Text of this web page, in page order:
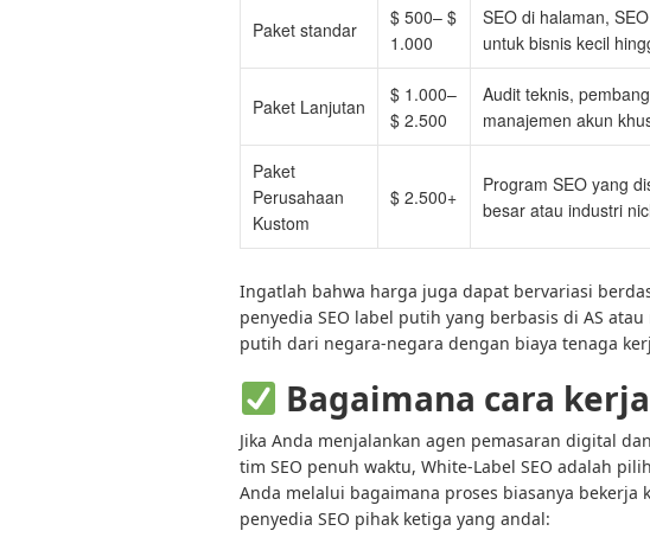
Paket standar
$ 500– $
1.000
SEO di halaman,
untuk bisnis kecil
Paket Lanjutan
$ 1.000–
$ 2.500
Audit teknis,
manajemen akun
Paket
Perusahaan
Kustom
$ 2.500+
Program SEO yang
besar atau industri
Ingatlah bahwa harga juga dapat bervariasi
penyedia SEO label putih yang berbasis di AS
putih dari negara-negara dengan biaya tenaga
Bagaimana cara
Jika Anda menjalankan agen pemasaran digital
tim SEO penuh waktu, White-Label SEO adalah
Anda melalui bagaimana proses biasanya bekerja
penyedia SEO pihak ketiga yang andal: